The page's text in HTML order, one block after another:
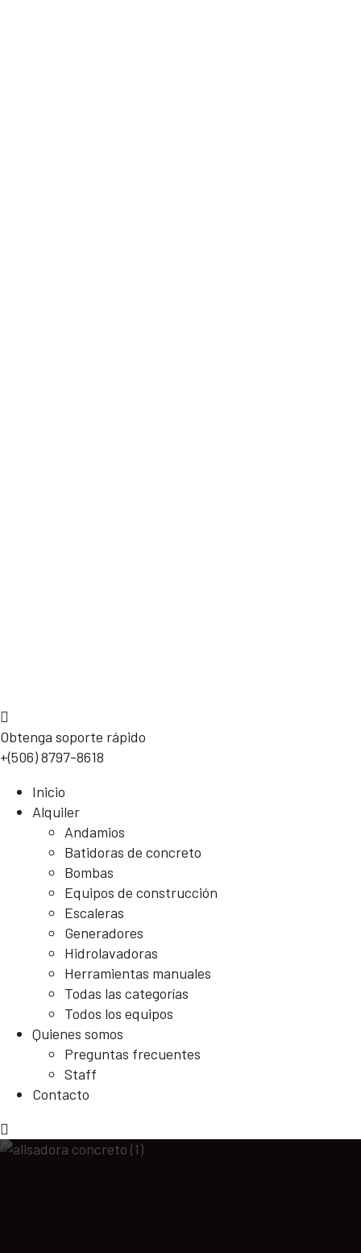
Obtenga soporte rápido
+(506) 8797-8618
Inicio
Alquiler
Andamios
Batidoras de concreto
Bombas
Equipos de construcción
Escaleras
Generadores
Hidrolavadoras
Herramientas manuales
Todas las categorías
Todos los equipos
Quienes somos
Preguntas frecuentes
Staff
Contacto